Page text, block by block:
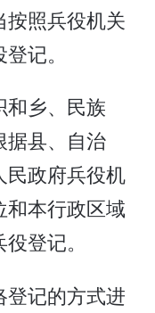
按照兵役机关
记。
和乡、民族
据县、自治
民政府兵役机
和本行政区域
登记。
记的方式进